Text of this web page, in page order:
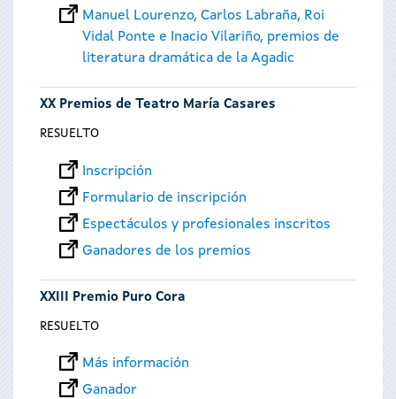
Manuel Lourenzo, Carlos Labraña, Roi
Vidal Ponte e Inacio Vilariño, premios de
literatura dramática de la Agadic
XX Premios de Teatro María Casares
RESUELTO
Inscripción
Formulario de inscripción
Espectáculos y profesionales inscritos
Ganadores de los premios
XXIII Premio Puro Cora
RESUELTO
Más información
Ganador